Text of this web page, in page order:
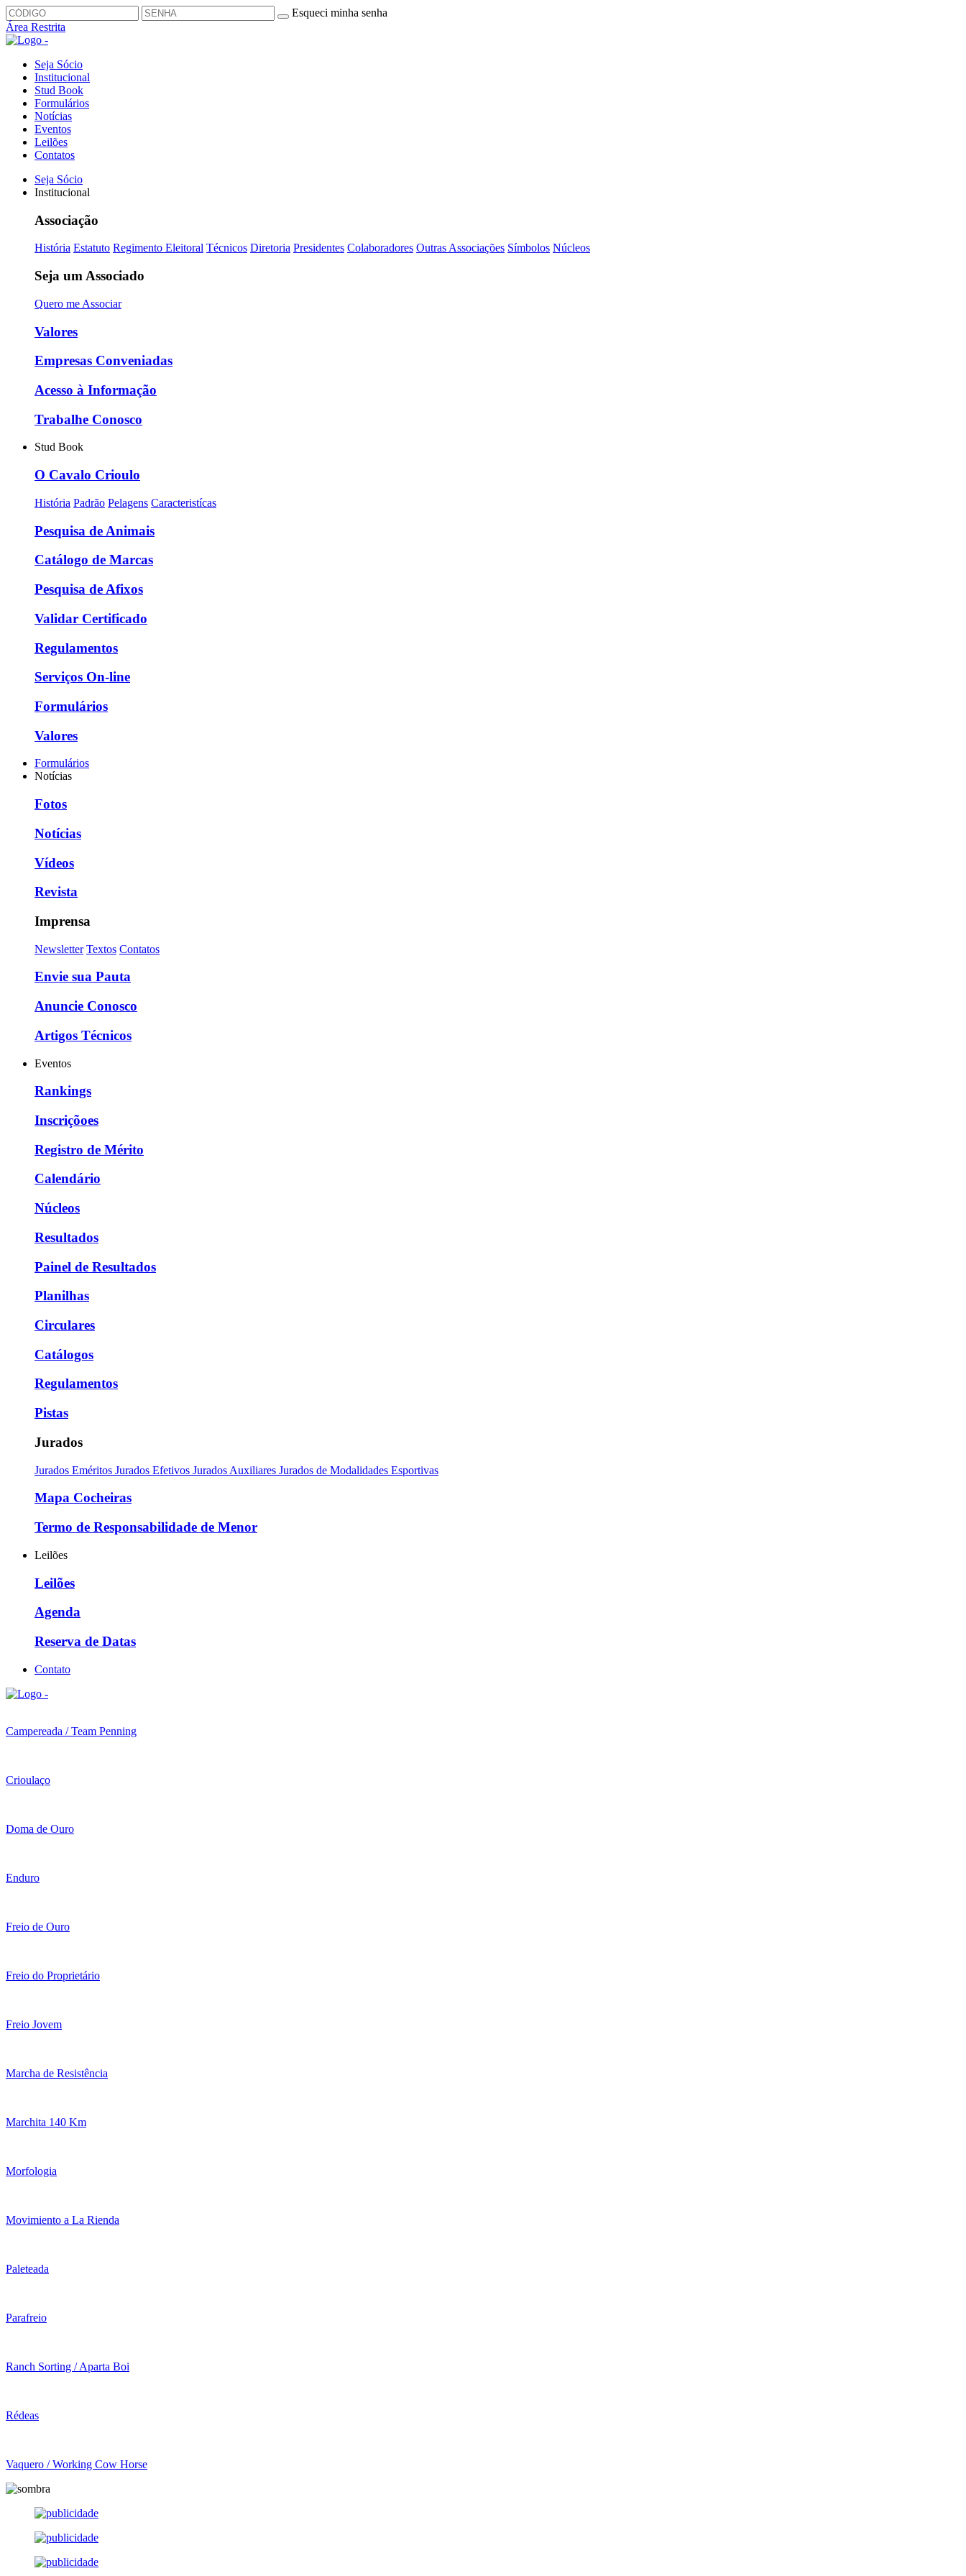
Esqueci minha senha
Área Restrita
Seja Sócio
Institucional
Stud Book
Formulários
Notícias
Eventos
Leilões
Contatos
Seja Sócio
Institucional
Associação
História Estatuto Regimento Eleitoral Técnicos Diretoria Presidentes Colaboradores Outras Associações Símbolos Núcleos
Seja um Associado
Quero me Associar
Valores
Empresas Conveniadas
Acesso à Informação
Trabalhe Conosco
Stud Book
O Cavalo Crioulo
História Padrão Pelagens Caracteristícas
Pesquisa de Animais
Catálogo de Marcas
Pesquisa de Afixos
Validar Certificado
Regulamentos
Serviços On-line
Formulários
Valores
Formulários
Notícias
Fotos
Notícias
Vídeos
Revista
Imprensa
Newsletter Textos Contatos
Envie sua Pauta
Anuncie Conosco
Artigos Técnicos
Eventos
Rankings
Inscriçõoes
Registro de Mérito
Calendário
Núcleos
Resultados
Painel de Resultados
Planilhas
Circulares
Catálogos
Regulamentos
Pistas
Jurados
Jurados Eméritos Jurados Efetivos Jurados Auxiliares Jurados de Modalidades Esportivas
Mapa Cocheiras
Termo de Responsabilidade de Menor
Leilões
Leilões
Agenda
Reserva de Datas
Contato
Campereada / Team Penning
Crioulaço
Doma de Ouro
Enduro
Freio de Ouro
Freio do Proprietário
Freio Jovem
Marcha de Resistência
Marchita 140 Km
Morfologia
Movimiento a La Rienda
Paleteada
Parafreio
Ranch Sorting / Aparta Boi
Rédeas
Vaquero / Working Cow Horse